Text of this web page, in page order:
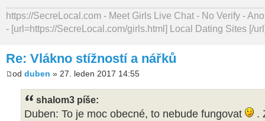
https://SecreLocal.com - Meet Girls Live Chat - No Verify -
- [url=https://SecreLocal.com/girls.html] Local Dating Sites [/
Re: Vlákno stížností a nářků
od duben » 27. leden 2017 14:55
shalom3 píše:
Duben: To je moc obecné, to nebude fungovat
.